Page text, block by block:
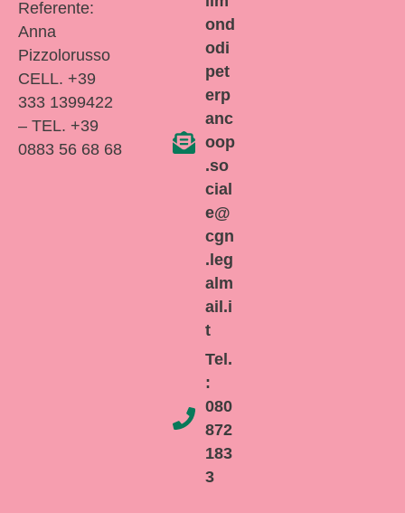
Referente:
Anna
Pizzolorusso
CELL. +39
333 1399422
– TEL. +39
0883 56 68 68
ond
odi
pet
erp
anc
oop
.so
cial
e@
cgn
.leg
alm
ail.i
t
Tel.
:
080
872
183
3